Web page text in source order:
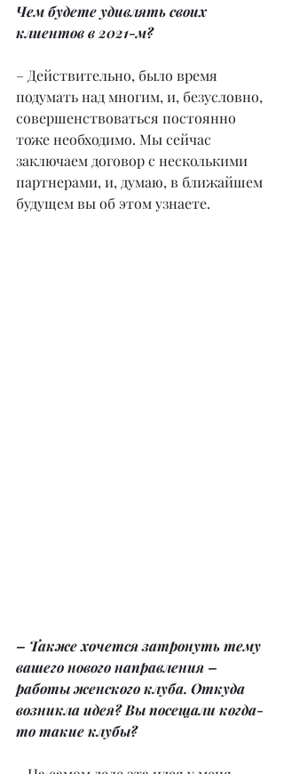
Чем будете удивлять своих
клиентов в 2021-м?
– Действительно, было время
подумать над многим, и, безусловно,
совершенствоваться постоянно
тоже необходимо. Мы сейчас
заключаем договор с несколькими
партнерами, и, думаю, в ближайшем
будущем вы об этом узнаете.
– Также хочется затронуть тему
вашего нового направления –
работы женского клуба. Откуда
возникла идея? Вы посещали когда-
то такие клубы?